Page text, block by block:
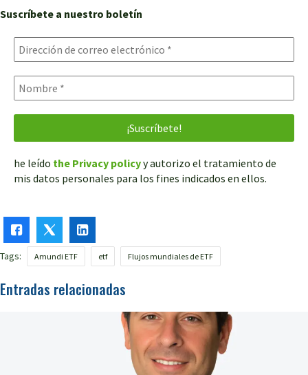
Suscríbete a nuestro boletín
he leído the Privacy policyy autorizo el tratamiento de
mis datos personales para los fines indicados en ellos.
Tags: Amundi ETF etf Flujos mundiales de ETF
Entradas relacionadas